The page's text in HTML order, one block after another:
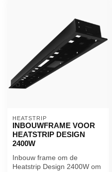
HEATSTRIP
INBOUWFRAME VOOR
HEATSTRIP DESIGN
2400W
Inbouw frame om de
Heatstrip Design 2400W om